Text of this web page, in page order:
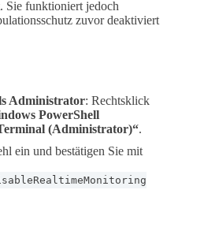
Sie funktioniert jedoch
zuvor deaktiviert
Administrator: Rechtsklick
PowerShell
(Administrator)“.
ein und bestätigen Sie mit